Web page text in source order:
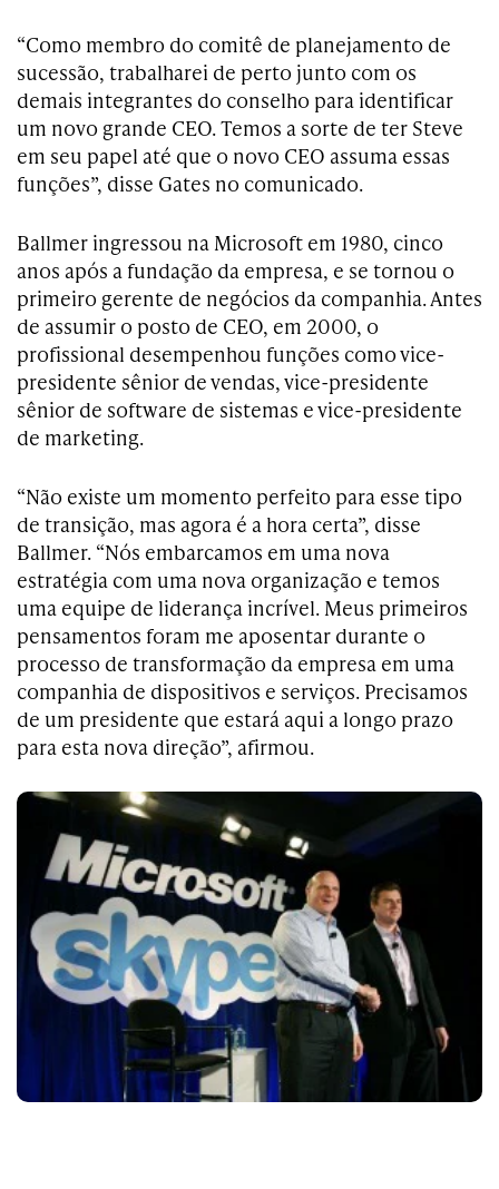
“Como membro do comitê de planejamento de
sucessão, trabalharei de perto junto com os
demais integrantes do conselho para identificar
um novo grande CEO. Temos a sorte de ter Steve
em seu papel até que o novo CEO assuma essas
funções”, disse Gates no comunicado.
Ballmer ingressou na Microsoft em 1980, cinco
anos após a fundação da empresa, e se tornou o
primeiro gerente de negócios da companhia. Antes
de assumir o posto de CEO, em 2000, o
profissional desempenhou funções como vice-
presidente sênior de vendas, vice-presidente
sênior de software de sistemas e vice-presidente
de marketing.
“Não existe um momento perfeito para esse tipo
de transição, mas agora é a hora certa”, disse
Ballmer. “Nós embarcamos em uma nova
estratégia com uma nova organização e temos
uma equipe de liderança incrível. Meus primeiros
pensamentos foram me aposentar durante o
processo de transformação da empresa em uma
companhia de dispositivos e serviços. Precisamos
de um presidente que estará aqui a longo prazo
para esta nova direção”, afirmou.